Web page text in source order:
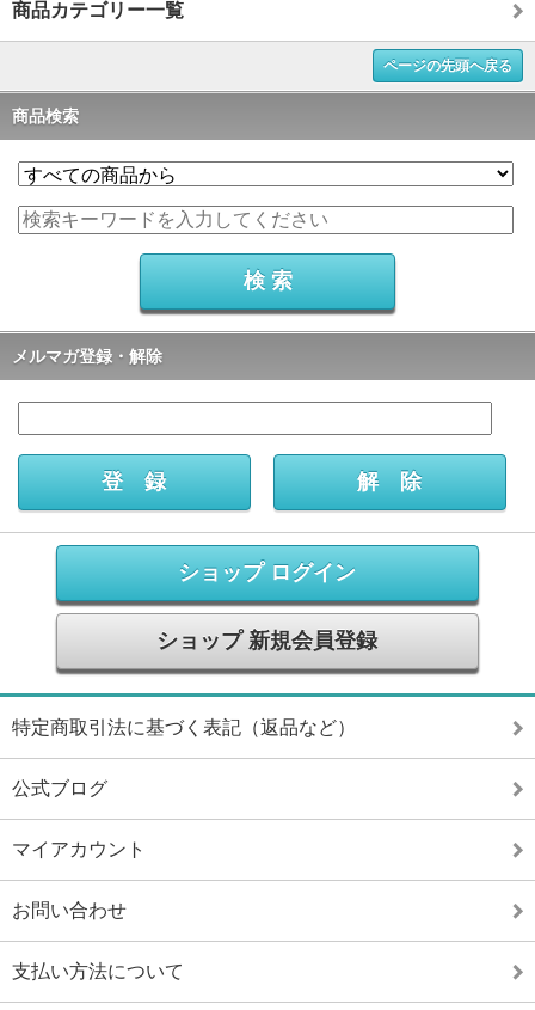
商品カテゴリー一覧
ページの先頭へ戻る
商品検索
メルマガ登録・解除
ショップ ログイン
ショップ 新規会員登録
特定商取引法に基づく表記（返品など）
公式ブログ
マイアカウント
お問い合わせ
支払い方法について